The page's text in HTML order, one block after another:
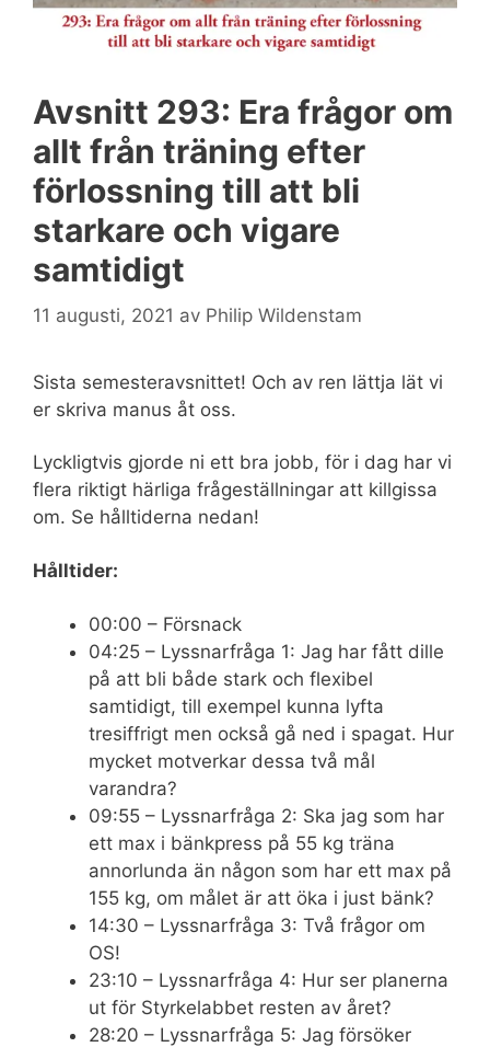
Avsnitt 293: Era frågor om
allt från träning efter
förlossning till att bli
starkare och vigare
samtidigt
11 augusti, 2021 av Philip Wildenstam
Sista semesteravsnittet! Och av ren lättja lät vi
er skriva manus åt oss.
Lyckligtvis gjorde ni ett bra jobb, för i dag har vi
flera riktigt härliga frågeställningar att killgissa
om. Se hålltiderna nedan!
Hålltider:
00:00 – Försnack
04:25 – Lyssnarfråga 1: Jag har fått dille
på att bli både stark och flexibel
samtidigt, till exempel kunna lyfta
tresiffrigt men också gå ned i spagat. Hur
mycket motverkar dessa två mål
varandra?
09:55 – Lyssnarfråga 2: Ska jag som har
ett max i bänkpress på 55 kg träna
annorlunda än någon som har ett max på
155 kg, om målet är att öka i just bänk?
14:30 – Lyssnarfråga 3: Två frågor om
OS!
23:10 – Lyssnarfråga 4: Hur ser planerna
ut för Styrkelabbet resten av året?
28:20 – Lyssnarfråga 5: Jag försöker